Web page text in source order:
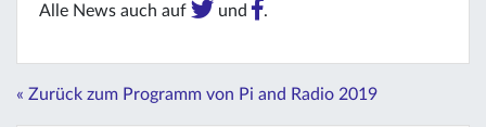
Alle News auch auf und .
« Zurück zum Programm von Pi and Radio 2019